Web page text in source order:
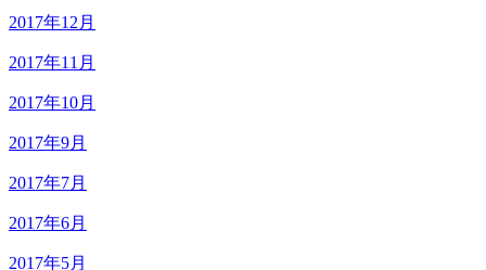
2017年12月
2017年11月
2017年10月
2017年9月
2017年7月
2017年6月
2017年5月